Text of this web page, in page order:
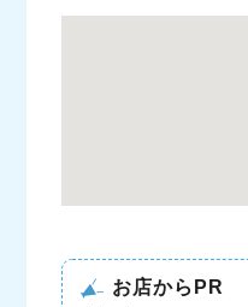
お店からPR